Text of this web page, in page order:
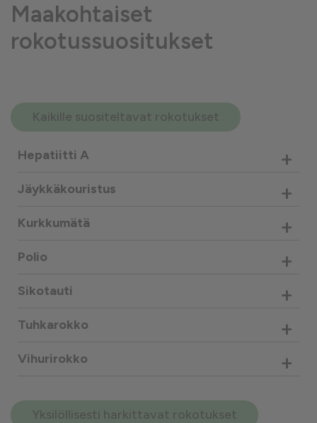
Maakohtaiset
rokotussuositukset
Kaikille suositeltavat rokotukset
Hepatiitti A +
Jäykkäkouristus +
Kurkkumätä +
Polio +
Sikotauti +
Tuhkarokko +
Vihurirokko +
Yksilöllisesti harkittavat rokotukset